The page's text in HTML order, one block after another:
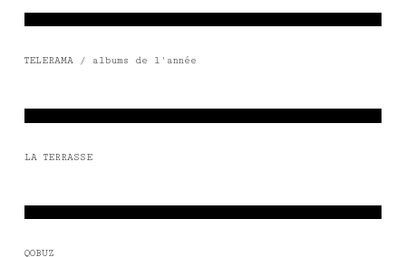
TELERAMA / albums de l'année
LA TERRASSE
QOBUZ